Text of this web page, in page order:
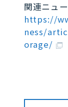
関連ニュ
https://
ness/
orage/